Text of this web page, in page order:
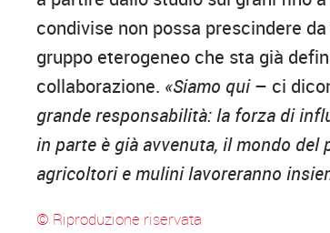
condivise non possa prescindere
gruppo eterogeneo che sta già
collaborazione. «Siamo qui– ci
grande responsabilità: la forza di
in parte è già avvenuta, il mondo
agricoltori e mulini lavoreranno
© Riproduzione riservata